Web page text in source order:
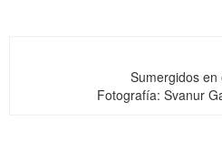
Sumergidos en
Fotografía: Svanur